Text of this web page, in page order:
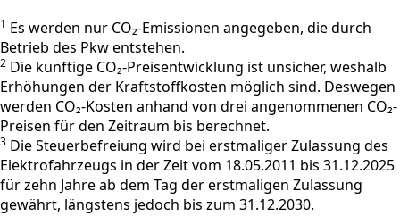
1 Es werden nur CO₂-Emissionen angegeben, die durch
Betrieb des Pkw entstehen.
2 Die künftige CO₂-Preisentwicklung ist unsicher, weshalb
Erhöhungen der Kraftstoffkosten möglich sind. Deswegen
werden CO₂-Kosten anhand von drei angenommenen CO₂-
Preisen für den Zeitraum bis berechnet.
3 Die Steuerbefreiung wird bei erstmaliger Zulassung des
Elektrofahrzeugs in der Zeit vom 18.05.2011 bis 31.12.2025
für zehn Jahre ab dem Tag der erstmaligen Zulassung
gewährt, längstens jedoch bis zum 31.12.2030.